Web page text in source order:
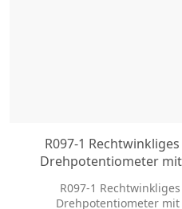
R097-1
Drehpotentiometer
R097-1
Drehpotentiometer